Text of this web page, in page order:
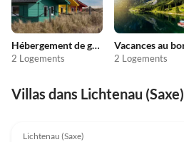
Hébergement de groupe
2 Logements 2 Logements
Villas dans Lichtenau (Saxe)
Meilleure
Lichtenau (Saxe)